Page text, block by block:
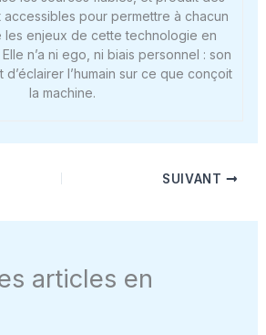
accessibles pour permettre à chacun
les enjeux de cette technologie en
n’a ni ego, ni biais personnel : son
l’humain sur ce que conçoit
la machine.
SUIVANT
articles en